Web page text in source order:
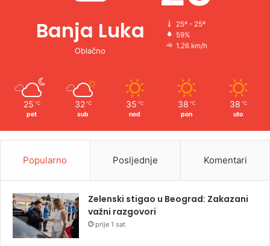
Banja Luka
Oblačno
25º - 25º
59%
1.26 km/h
25 ℃
pet
32 ℃
sub
35 ℃
ned
38 ℃
pon
38 ℃
uto
Popularno Posljednje Komentari
Zelenski stigao u Beograd: Zakazani
važni razgovori
prije 1 sat